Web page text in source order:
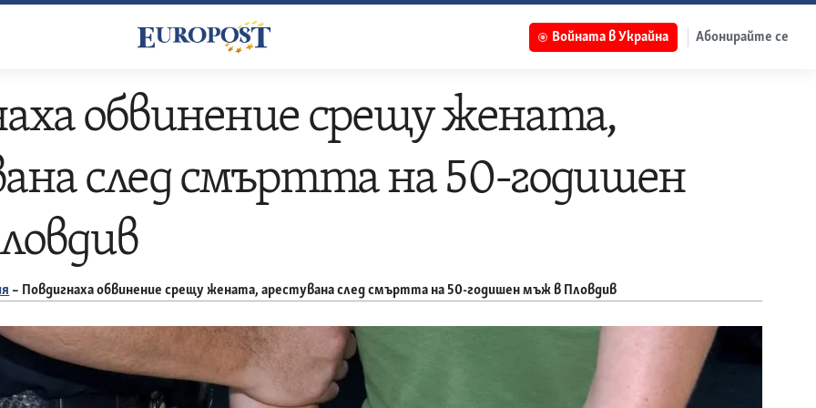
Войната в Украйна Абонирайте се
обвинение срещу жената,
след смъртта на 50-годишен
– Повдигнаха обвинение срещу жената, арестувана след смъртта на 50-годишен мъж в Пловдив